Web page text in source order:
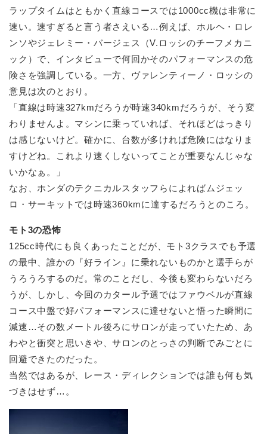
ラップタイムはともかく直線コースでは1000cc機は非常に
速い。速すぎると言う者さえいる…例えば、ホルヘ・ロレ
ンソやジェレミー・バージェス（V.ロッシのチーフメカニ
ック）で、インタビューで何回かそのパフォーマンスの危
険さを強調している。一方、ヴァレンティーノ・ロッシの
意見は次のとおり。
「直線は時速327kmだろうが時速340kmだろうが、そう変
わりませんよ。マシンに乗っていれば、それほどはっきり
は感じないけど。確かに、台数が多ければ危険にはなりま
すけどね。これより速くしないってことが重要なんじゃな
いかなぁ。」
なお、ホンダのテクニカルスタッフらによればムジェッ
ロ・サーキットでは時速360kmに達するだろうとのころ。
モト3の恐怖
125cc時代にも良くあったことだが、モト3クラスでも予選
の最中、誰かの『好ライン』に乗れないものかと選手らが
うろうろするのだ。常のことだし、今後も変わらないだろ
うが、しかし、今回のカタール予選ではファウベルが直線
コース中盤で好パフォーマンスに達せないと悟った瞬間に
減速…その数メートル後ろにサロンが走っていたため、あ
わやと衝突と思いきや、サロンのとっさの判断でみごとに
回避できたのだった。
当然ではあるが、レース・ディレクションでは誰も何も気
づきはせず…。